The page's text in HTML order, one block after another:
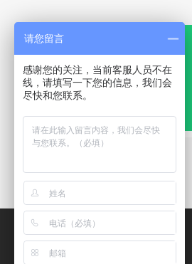
首页 关于我们
请您留言
感谢您的关注，当前客服人员不在
线，请填写一下您的信息，我们会
尽快和您联系。